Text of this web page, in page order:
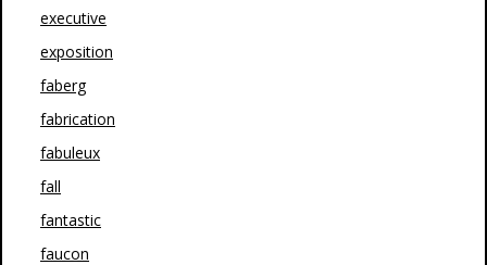
executive
exposition
faberg
fabrication
fabuleux
fall
fantastic
faucon